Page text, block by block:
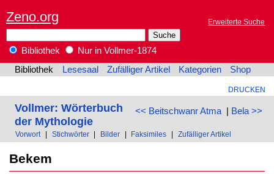
Zeno.org Erweiterte Suche
Bibliothek
Nur in Vollmer-1874
Bibliothek
Lesesaal Zufälliger Artikel Kategorien Shop
DRUCKEN
<< Beitschwanr Atma| Bela >>
Vollmer: Wörterbuch
der Mythologie
Vorwort Stichwörter Bilder Faksimiles Zufälliger Artikel
Bekem